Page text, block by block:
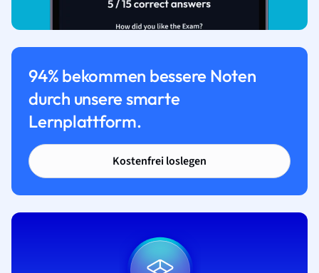
94% bekommen bessere Noten
durch unsere smarte
Lernplattform.
Kostenfrei loslegen